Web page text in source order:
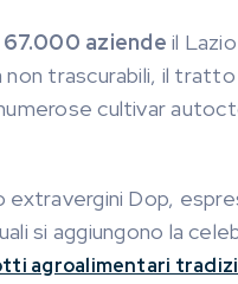
67.000 aziende il
non trascurabili, il
cultivar
extravergini Dop,
si aggiungono la
agroalimentari